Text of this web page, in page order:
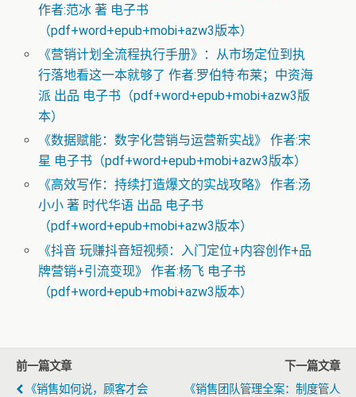
作者:范冰 著 电子书
（pdf+word+epub+mobi+azw3版本）
《营销计划全流程执行手册》：从市场定位到执
行落地看这一本就够了 作者:罗伯特·布莱；中资海
派 出品 电子书（pdf+word+epub+mobi+azw3版
本）
《数据赋能：数字化营销与运营新实战》 作者:宋
星 电子书（pdf+word+epub+mobi+azw3版本）
《高效写作：持续打造爆文的实战攻略》 作者:汤
小小 著 时代华语 出品 电子书
（pdf+word+epub+mobi+azw3版本）
《抖音 玩赚抖音短视频：入门定位+内容创作+品
牌营销+引流变现》 作者:杨飞 电子书
（pdf+word+epub+mobi+azw3版本）
前一篇文章
《销售如何说，顾客才会
下一篇文章
《销售团队管理全案：制度管人